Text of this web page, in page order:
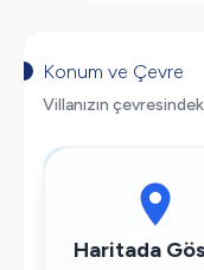
Salıncak
Saç Kurutma
Çamaşır Makinesi
Konum ve Çevre
Villanızın
Haritada